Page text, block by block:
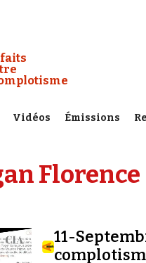
Watch :
Vidéos Émissions
Florence
11-